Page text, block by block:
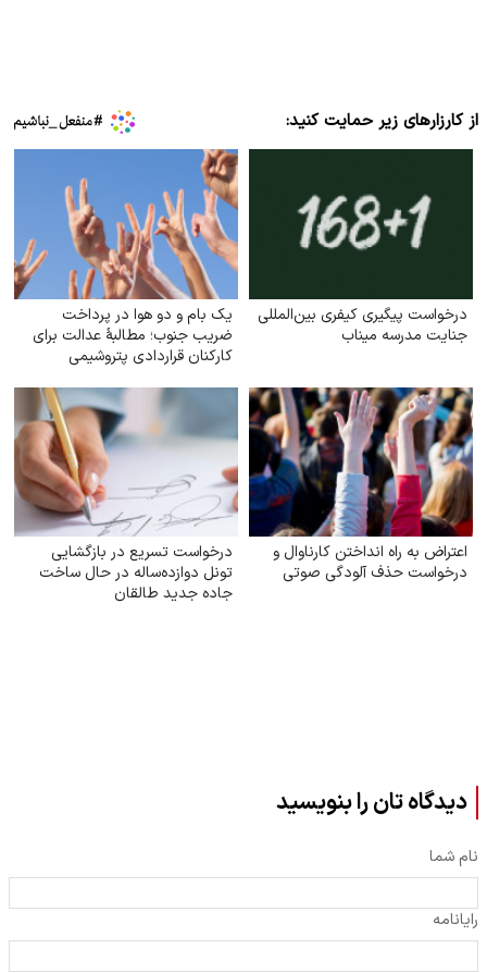
از کارزارهای زیر حمایت کنید:
درخواست پیگیری کیفری بین‌المللی
جنایت مدرسه میناب
یک بام و دو هوا در پرداخت
ضریب جنوب؛ مطالبهٔ عدالت برای
کارکنان قراردادی پتروشیمی
اعتراض به راه انداختن کارناوال و
درخواست حذف آلودگی صوتی
درخواست تسریع در بازگشایی
تونل دوازده‌ساله در حال ساخت
جاده جدید طالقان
دیدگاه تان را بنویسید
نام شما
رایانامه